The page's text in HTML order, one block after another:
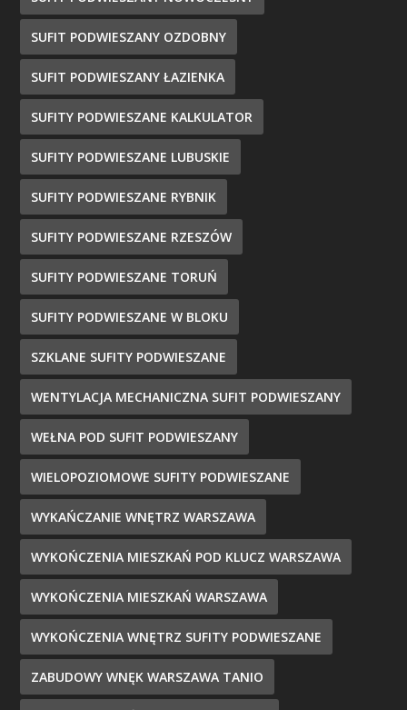
SUFIT PODWIESZANY OZDOBNY
SUFIT PODWIESZANY ŁAZIENKA
SUFITY PODWIESZANE KALKULATOR
SUFITY PODWIESZANE LUBUSKIE
SUFITY PODWIESZANE RYBNIK
SUFITY PODWIESZANE RZESZÓW
SUFITY PODWIESZANE TORUŃ
SUFITY PODWIESZANE W BLOKU
SZKLANE SUFITY PODWIESZANE
WENTYLACJA MECHANICZNA SUFIT PODWIESZANY
WEŁNA POD SUFIT PODWIESZANY
WIELOPOZIOMOWE SUFITY PODWIESZANE
WYKAŃCZANIE WNĘTRZ WARSZAWA
WYKOŃCZENIA MIESZKAŃ POD KLUCZ WARSZAWA
WYKOŃCZENIA MIESZKAŃ WARSZAWA
WYKOŃCZENIA WNĘTRZ SUFITY PODWIESZANE
ZABUDOWY WNĘK WARSZAWA TANIO